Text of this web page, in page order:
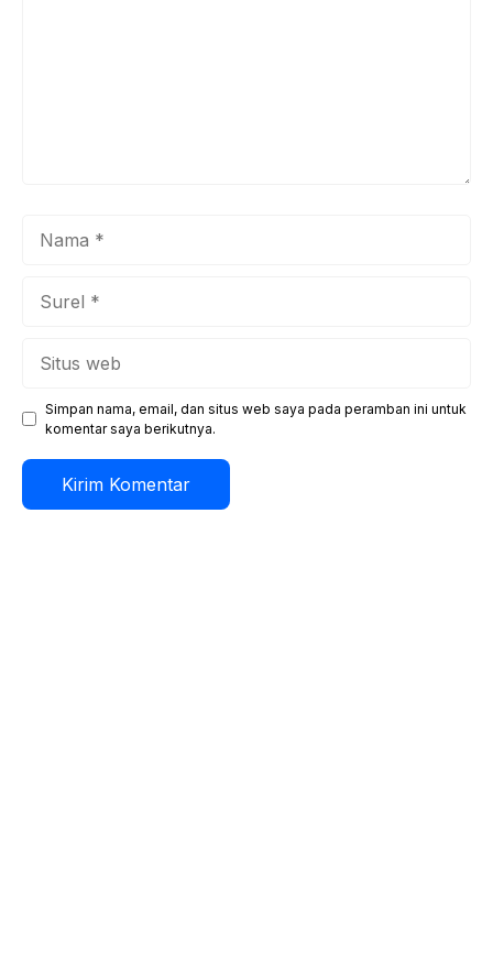
Simpan nama, email, dan situs web saya pada peramban ini untuk
komentar saya berikutnya.